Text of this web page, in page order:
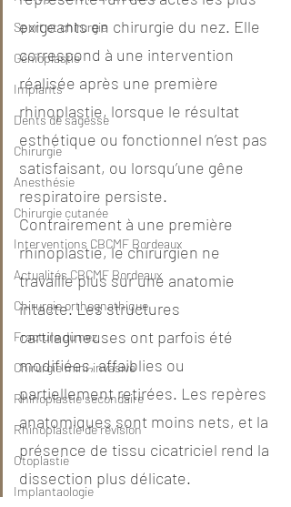
Sport et chirurgie
Génioplastie
Implants
Dents de sagesse
Chirurgie
Anesthésie
Chirurgie cutanée
Interventions CBCMF Bordeaux
Actualités CBCMF Bordeaux
Chirurgie orthognathique
Fracture du nez
Chirurgie mini-invasive
Rhinoplastie secondaire
Rhinoplastie de révision
Otoplastie
Implantaologie
exigeants en chirurgie du nez. Elle
correspond à une intervention
réalisée après une première
rhinoplastie, lorsque le résultat
esthétique ou fonctionnel n’est pas
satisfaisant, ou lorsqu’une gêne
respiratoire persiste.
Contrairement à une première
rhinoplastie, le chirurgien ne
travaille plus sur une anatomie
intacte. Les structures
cartilagineuses ont parfois été
modifiées, affaiblies ou
partiellement retirées. Les repères
anatomiques sont moins nets, et la
présence de tissu cicatriciel rend la
dissection plus délicate.